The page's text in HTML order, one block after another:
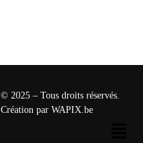
© 2025 – Tous droits réservés.
Création par WAPIX.be